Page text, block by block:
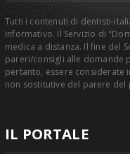
Tutti i contenuti di dentisti-
informativo. Il Servizio di
medica a distanza. Il fine del
pareri/consigli alle domande
pertanto, essere considerate
non sostitutive del parere
IL PORTALE